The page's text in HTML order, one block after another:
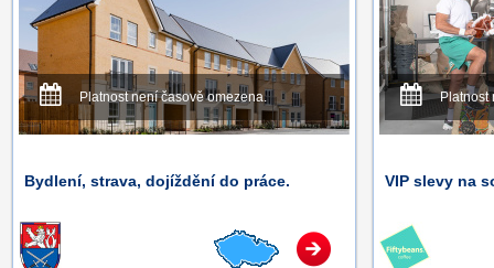
Platnost není časově omezena.
Bydlení, strava, dojíždění do práce.
Platnost
VIP slevy na